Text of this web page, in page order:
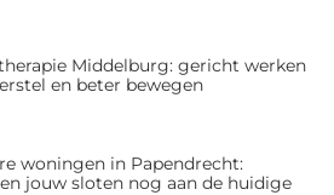
Middelburg: gericht werken
en beter bewegen
woningen in Papendrecht:
jouw sloten nog aan de huidige